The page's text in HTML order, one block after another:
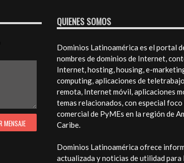
QUIENES SOMOS
Dominios Latinoamérica es el portal
nombres de dominios de Internet,
Internet, hosting, housing, e-
computing, aplicaciones de
remota, Internet móvil, aplicaciones
temas relacionados, con especial
comercial de PyMEs en la región de
Caribe.
Dominios Latinoamérica ofrece
actualizada y noticias de utilidad para